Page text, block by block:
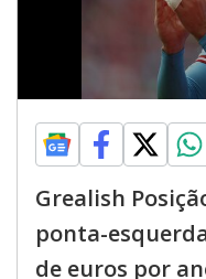
Grealish
ponta-
de euros por